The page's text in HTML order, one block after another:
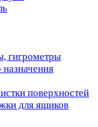
гигрометры
поверхностей
для ящиков